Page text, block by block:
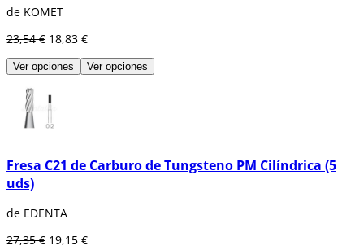
de KOMET
23,54 € 18,83 €
Ver opciones Ver opciones
Fresa C21 de Carburo de Tungsteno PM Cilíndrica (5
uds)
de EDENTA
27,35 € 19,15 €